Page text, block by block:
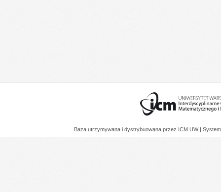
Baza utrzymywana i dystrybuowana przez ICM UW |